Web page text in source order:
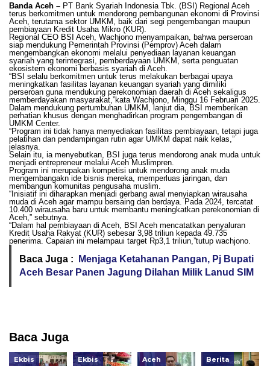
Banda Aceh – PT Bank Syariah Indonesia Tbk. (BSI) Regional Aceh
terus berkomitmen untuk mendorong pembangunan ekonomi di Provinsi
Aceh, terutama sektor UMKM, baik dari segi pengembangan maupun
pembiayaan Kredit Usaha Mikro (KUR).
Regional CEO BSI Aceh, Wachjono menyampaikan, bahwa perseroan
siap mendukung Pemerintah Provinsi (Pemprov) Aceh dalam
mengembangkan ekonomi melalui penyediaan layanan keuangan
syariah yang terintegrasi, pemberdayaan UMKM, serta penguatan
ekosistem ekonomi berbasis syariah di Aceh.
“BSI selalu berkomitmen untuk terus melakukan berbagai upaya
meningkatkan fasilitas layanan keuangan syariah yang dimiliki
perseroan guna mendukung perekonomian daerah di Aceh sekaligus
memberdayakan masyarakat,”kata Wachjono, Minggu 16 Februari 2025.
Dalam mendukung pertumbuhan UMKM, lanjut dia, BSI memberikan
perhatian khusus dengan menghadirkan program pengembangan di
UMKM Center.
“Program ini tidak hanya menyediakan fasilitas pembiayaan, tetapi juga
pelatihan dan pendampingan rutin agar UMKM dapat naik kelas,”
jelasnya.
Selain itu, ia menyebutkan, BSI juga terus mendorong anak muda untuk
menjadi entrepreneur melalui Aceh Muslimpren.
Program ini merupakan kompetisi untuk mendorong anak muda
mengembangakn ide bisnis mereka, memperluas jaringan, dan
membangun komunitas pengusaha muslim.
“Inisiatif ini diharapkan menjadi gerbang awal menyiapkan wirausaha
muda di Aceh agar mampu bersaing dan berdaya. Pada 2024, tercatat
10.400 wirausaha baru untuk membantu meningkatkan perekonomian di
Aceh,” sebutnya.
“Dalam hal pembiayaan di Aceh, BSI Aceh mencatatkan penyaluran
Kredit Usaha Rakyat (KUR) sebesar 3,98 triliun kepada 49.735
penerima. Capaian ini melampaui target Rp3,1 triliun,”tutup wachjono.
Baca Juga :
Menjaga Ketahanan Pangan, Pj Bupati
Aceh Besar Panen Jagung Dilahan Milik Lanud SIM
Baca Juga
Ekbis Ekbis Aceh Berita